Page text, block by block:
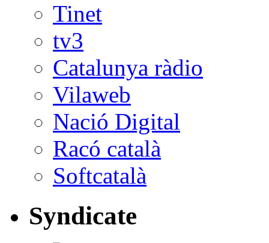
Tinet
tv3
Catalunya ràdio
Vilaweb
Nació Digital
Racó català
Softcatalà
Syndicate